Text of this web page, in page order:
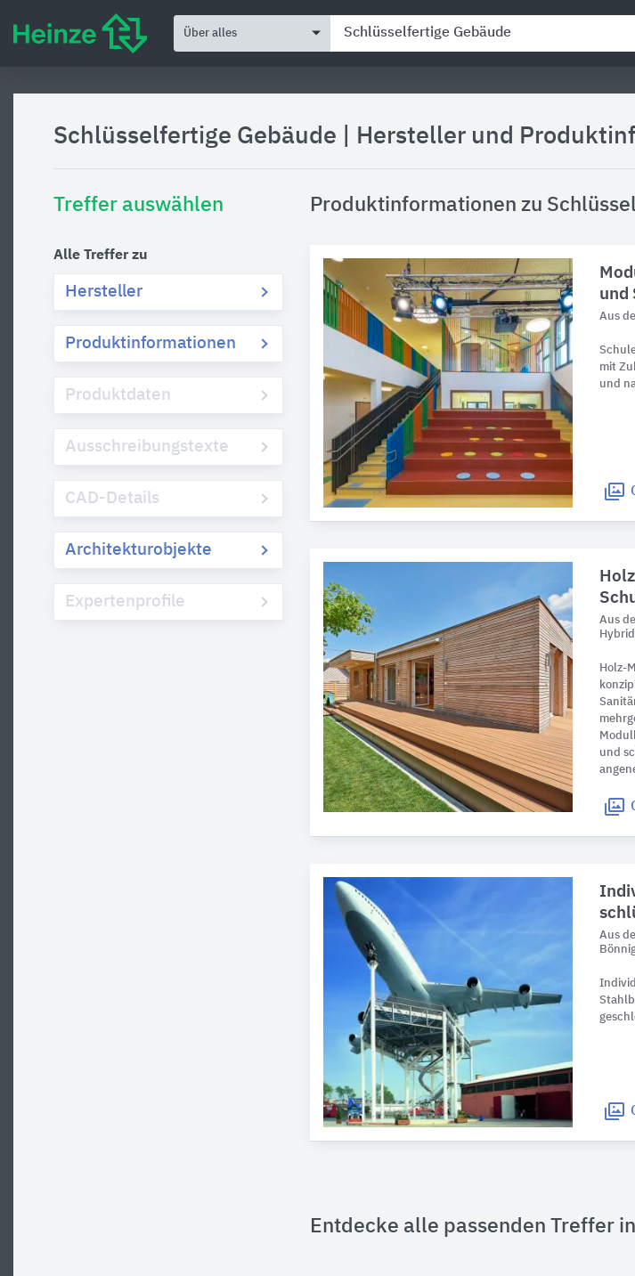
Über alles
Schlüsselfertige Gebäude Hersteller und
Treffer auswählen
Alle Treffer zu
Hersteller
Produktinformationen
Produktdaten
Ausschreibungstexte
CAD-Details
Architekturobjekte
Expertenprofile
Produktinformationen zu
und
Aus
mit
und
Aus
Holz-
und
Aus
Entdecke alle passenden Treffer